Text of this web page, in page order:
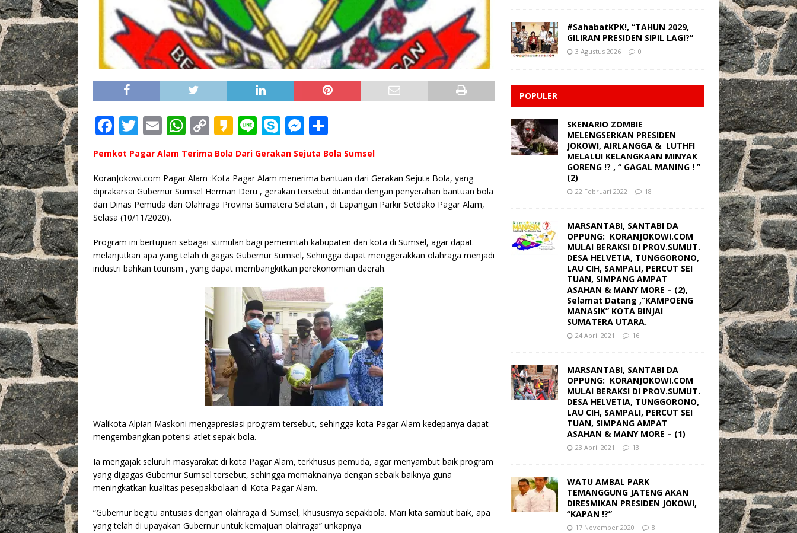
F
a
c
e
b
o
o
k
T
it
te
r
E
m
ai
l
W
h
at
s
A
p
C
o
p
y
Li
k
K
a
k
a
o
Li
n
e
S
y
p
e
M
e
ss
e
n
e
r
h
ar
e
Pemkot Pagar Alam Terima Bola Dari Gerakan Sejuta Bola Sumsel
KoranJokowi.com Pagar Alam :Kota Pagar Alam menerima bantuan dari Gerakan Sejuta Bola, yang
diprakarsai Gubernur Sumsel Herman Deru , gerakan tersebut ditandai dengan penyerahan bantuan bola
dari Dinas Pemuda dan Olahraga Provinsi Sumatera Selatan , di Lapangan Parkir Setdako Pagar Alam,
Selasa (10/11/2020).
Program ini bertujuan sebagai stimulan bagi pemerintah kabupaten dan kota di Sumsel, agar dapat
melanjutkan apa yang telah di gagas Gubernur Sumsel, Sehingga dapat menggerakkan olahraga menjadi
industri bahkan tourism , yang dapat membangkitkan perekonomian daerah.
Walikota Alpian Maskoni mengapresiasi program tersebut, sehingga kota Pagar Alam kedepanya dapat
mengembangkan potensi atlet sepak bola.
Ia mengajak seluruh masyarakat di kota Pagar Alam, terkhusus pemuda, agar menyambut baik program
yang digagas Gubernur Sumsel tersebut, sehingga memaknainya dengan sebaik baiknya guna
meningkatkan kualitas pesepakbolaan di Kota Pagar Alam.
“Gubernur begitu antusias dengan olahraga di Sumsel, khususnya sepakbola. Mari kita sambut baik, apa
yang telah di upayakan Gubernur untuk kemajuan olahraga” unkapnya
#SahabatKPK!, “TAHUN 2029,
GILIRAN PRESIDEN SIPIL LAGI?”
3 Agustus 2026 0
POPULER
SKENARIO ZOMBIE
MELENGSERKAN PRESIDEN
JOKOWI, AIRLANGGA & LUTHFI
MELALUI KELANGKAAN MINYAK
GORENG !? , “ GAGAL MANING ! ”
(2)
22 Februari 2022 18
MARSANTABI, SANTABI DA
OPPUNG: KORANJOKOWI.COM
MULAI BERAKSI DI PROV.SUMUT.
DESA HELVETIA, TUNGGORONO,
LAU CIH, SAMPALI, PERCUT SEI
TUAN, SIMPANG AMPAT
ASAHAN & MANY MORE – (2),
Selamat Datang ,”KAMPOENG
MANASIK” KOTA BINJAI
SUMATERA UTARA.
24 April 2021 16
MARSANTABI, SANTABI DA
OPPUNG: KORANJOKOWI.COM
MULAI BERAKSI DI PROV.SUMUT.
DESA HELVETIA, TUNGGORONO,
LAU CIH, SAMPALI, PERCUT SEI
TUAN, SIMPANG AMPAT
ASAHAN & MANY MORE – (1)
23 April 2021 13
WATU AMBAL PARK
TEMANGGUNG JATENG AKAN
DIRESMIKAN PRESIDEN JOKOWI,
“KAPAN !?”
17 November 2020 8